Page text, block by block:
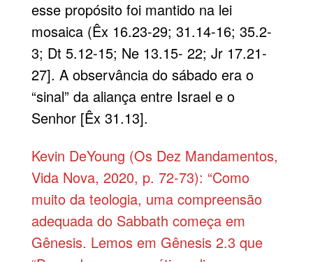
esse propósito foi mantido na lei
mosaica (Êx 16.23-29; 31.14-16; 35.2-
3; Dt 5.12-15; Ne 13.15- 22; Jr 17.21-
27]. A observância do sábado era o
“sinal” da aliança entre Israel e o
Senhor [Êx 31.13].
Kevin DeYoung (Os Dez Mandamentos,
Vida Nova, 2020, p. 72-73): “Como
muito da teologia, uma compreensão
adequada do Sabbath começa em
Gênesis. Lemos em Gênesis 2.3 que